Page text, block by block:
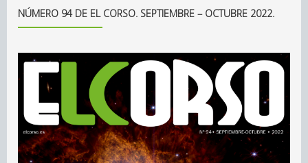
NÚMERO 94 DE EL CORSO. SEPTIEMBRE – OCTUBRE 2022.